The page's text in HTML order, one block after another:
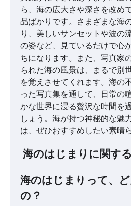
ら、海の広大さや深さを改め
品ばかりです。さまざまな海
り、美しいサンセットや波の
の姿など、見ているだけで心
ちになります。また、写真家
られた海の風景は、まるで別
を覚えさせてくれます。海の
った写真集を通して、日常の
かな世界に浸る贅沢な時間を
しょう。海が持つ神秘的な魅
は、ぜひおすすめしたい素晴
海のはじまりに関す
海のはじまりって、
の？